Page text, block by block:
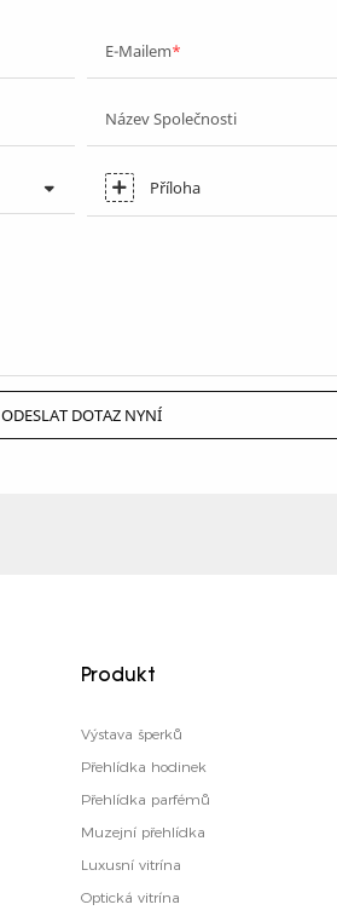
E-Mailem
Název Společnosti
Příloha
ODESLAT DOTAZ NYNÍ
Produkt
Výstava šperků
Přehlídka hodinek
Přehlídka parfémů
Muzejní přehlídka
Luxusní vitrína
Optická vitrína